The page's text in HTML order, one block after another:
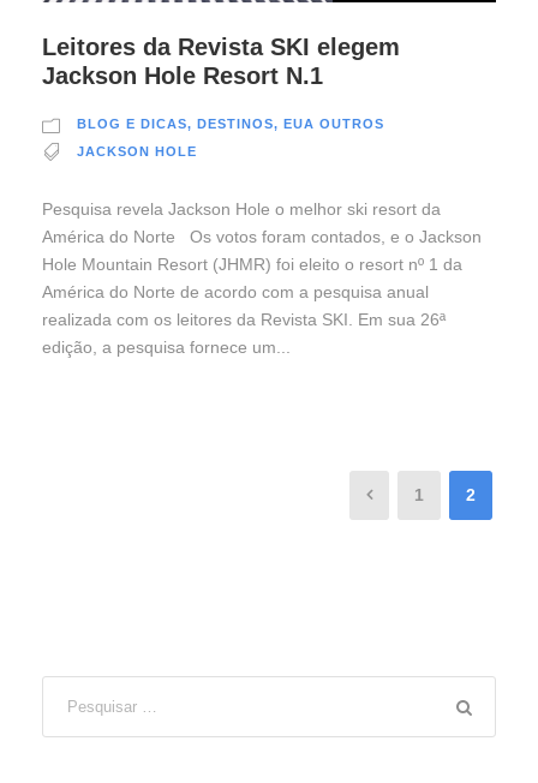
Leitores da Revista SKI elegem
Jackson Hole Resort N.1
BLOG E DICAS, DESTINOS, EUA OUTROS
JACKSON HOLE
Pesquisa revela Jackson Hole o melhor ski resort da
América do Norte Os votos foram contados, e o Jackson
Hole Mountain Resort (JHMR) foi eleito o resort nº 1 da
América do Norte de acordo com a pesquisa anual
realizada com os leitores da Revista SKI. Em sua 26ª
edição, a pesquisa fornece um...
1 2